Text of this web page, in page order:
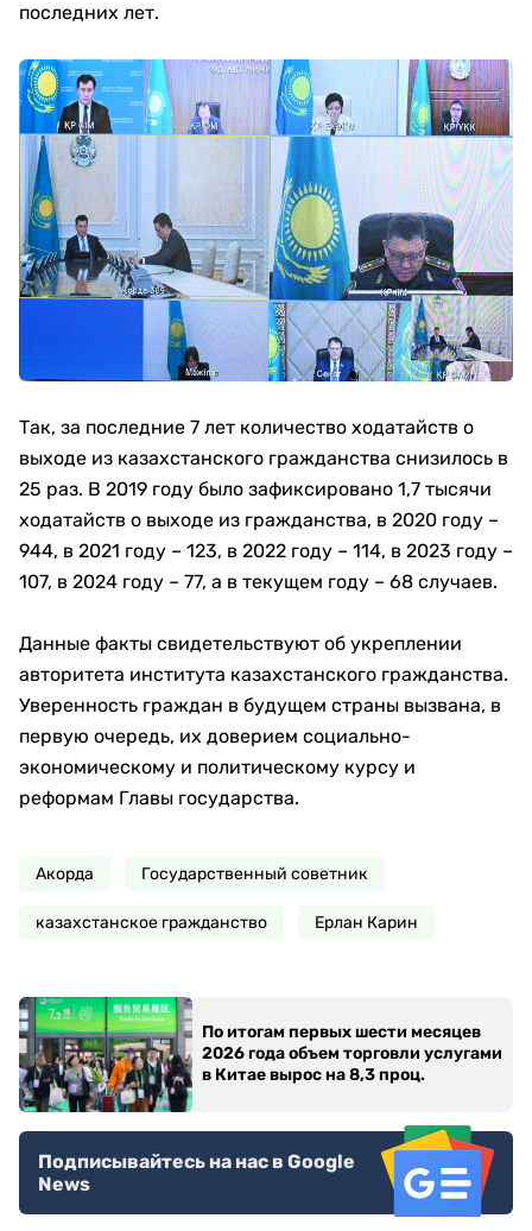
последних лет.
Так, за последние 7 лет количество ходатайств о
выходе из казахстанского гражданства снизилось в
25 раз. В 2019 году было зафиксировано 1,7 тысячи
ходатайств о выходе из гражданства, в 2020 году –
944, в 2021 году – 123, в 2022 году – 114, в 2023 году –
107, в 2024 году – 77, а в текущем году – 68 случаев.
Данные факты свидетельствуют об укреплении
авторитета института казахстанского гражданства.
Уверенность граждан в будущем страны вызвана, в
первую очередь, их доверием социально-
экономическому и политическому курсу и
реформам Главы государства.
Акорда Государственный советник
казахстанское гражданство Ерлан Карин
По итогам первых шести месяцев
2026 года объем торговли услугами
в Китае вырос на 8,3 проц.
Подписывайтесь на нас в Google
News